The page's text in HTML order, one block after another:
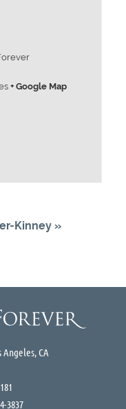
+ Google Map
Kinney »
Angeles, CA
3837